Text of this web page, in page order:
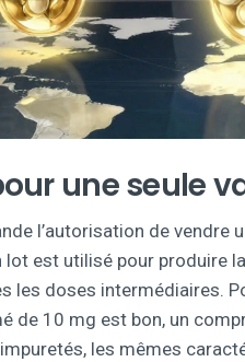
une seule
l’autorisation de
est utilisé pour produire
les doses intermédiaires.
de 10 mg est bon, un
les mêmes